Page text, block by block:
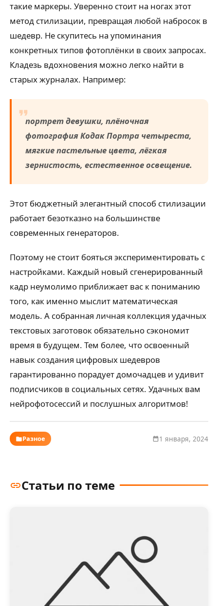
такие маркеры. Уверенно стоит на ногах этот
метод стилизации, превращая любой набросок в
шедевр. Не скупитесь на упоминания
конкретных типов фотоплёнки в своих запросах.
Кладезь вдохновения можно легко найти в
старых журналах. Например:
портрет девушки, плёночная
фотография Кодак Портра четыреста,
мягкие пастельные цвета, лёгкая
зернистость, естественное освещение.
Этот бюджетный элегантный способ стилизации
работает безотказно на большинстве
современных генераторов.
Поэтому не стоит бояться экспериментировать с
настройками. Каждый новый сгенерированный
кадр неумолимо приближает вас к пониманию
того, как именно мыслит математическая
модель. А собранная личная коллекция удачных
текстовых заготовок обязательно сэкономит
время в будущем. Тем более, что освоенный
навык создания цифровых шедевров
гарантированно порадует домочадцев и удивит
подписчиков в социальных сетях. Удачных вам
нейрофотосессий и послушных алгоритмов!
Разное 1 января, 2024
Статьи по теме